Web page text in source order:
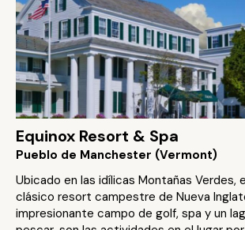
Equinox Resort & Spa
Pueblo de Manchester (Vermont)
Ubicado en las idílicas Montañas Verdes,
clásico resort campestre de Nueva
impresionante campo de golf, spa y un